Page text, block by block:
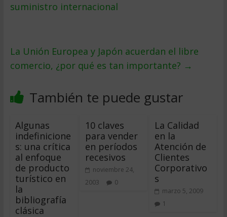
suministro internacional
La Unión Europea y Japón acuerdan el libre
comercio, ¿por qué es tan importante? →
También te puede gustar
Algunas
indefinicione
s: una crítica
al enfoque
de producto
turístico en
la
bibliografía
clásica
10 claves
para vender
en períodos
recesivos
noviembre 24,
2003
0
La Calidad
en la
Atención de
Clientes
Corporativo
s
marzo 5, 2009
1